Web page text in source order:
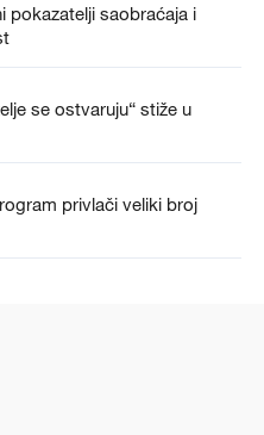
pokazatelji saobraćaja i
se ostvaruju“ stiže u
privlači veliki broj